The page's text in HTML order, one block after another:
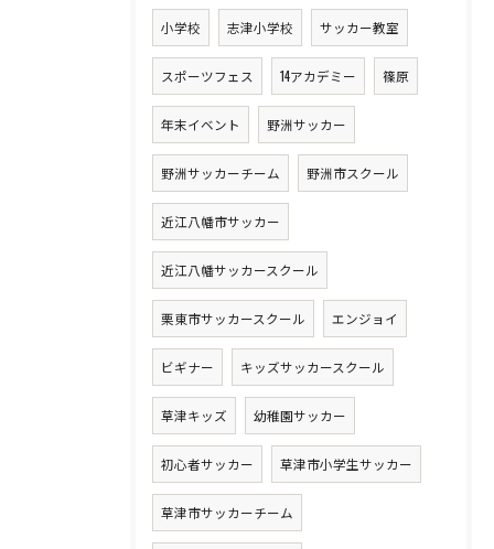
小学校 志津小学校 サッカー教室
スポーツフェス 14アカデミー 篠原
年末イベント 野洲サッカー
野洲サッカーチーム 野洲市スクール
近江八幡市サッカー
近江八幡サッカースクール
栗東市サッカースクール エンジョイ
ビギナー キッズサッカースクール
草津キッズ 幼稚園サッカー
初心者サッカー 草津市小学生サッカー
草津市サッカーチーム